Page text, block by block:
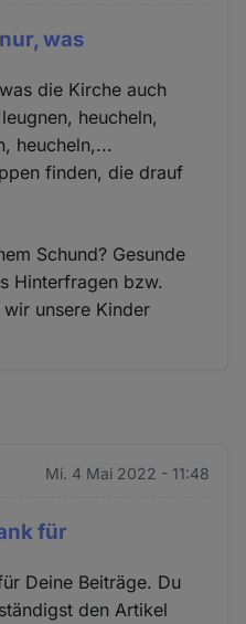
was
die Kirche auch
heucheln,
heucheln,...
finden, die drauf
Schund? Gesunde
Hinterfragen bzw.
unsere Kinder
Mi. 4 Mai 2022 - 11:48
für
Deine Beiträge. Du
den Artikel